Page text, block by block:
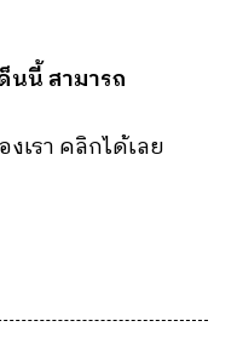
นนี้ สามารถ
เรา คลิกได้เลย